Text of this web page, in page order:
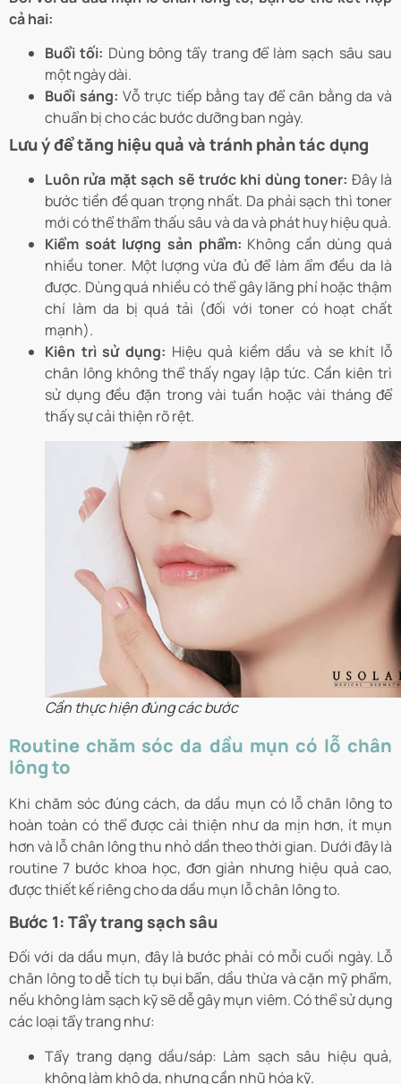
cả hai:
Buổi tối: Dùng bông tẩy trang để làm sạch sâu sau
một ngày dài.
Buổi sáng: Vỗ trực tiếp bằng tay để cân bằng da và
chuẩn bị cho các bước dưỡng ban ngày.
Lưu ý để tăng hiệu quả và tránh phản tác dụng
Luôn rửa mặt sạch sẽ trước khi dùng toner: Đây là
bước tiền đề quan trọng nhất. Da phải sạch thì toner
mới có thể thẩm thấu sâu và da và phát huy hiệu quả.
Kiểm soát lượng sản phẩm: Không cần dùng quá
nhiều toner. Một lượng vừa đủ để làm ẩm đều da là
được. Dùng quá nhiều có thể gây lãng phí hoặc thậm
chí làm da bị quá tải (đối với toner có hoạt chất
mạnh).
Kiên trì sử dụng: Hiệu quả kiềm dầu và se khít lỗ
chân lông không thể thấy ngay lập tức. Cần kiên trì
sử dụng đều đặn trong vài tuần hoặc vài tháng để
thấy sự cải thiện rõ rệt.
Cần thực hiện đúng các bước
Routine chăm sóc da dầu mụn có lỗ chân
lông to
Khi chăm sóc đúng cách, da dầu mụn có lỗ chân lông to
hoàn toàn có thể được cải thiện như da mịn hơn, ít mụn
hơn và lỗ chân lông thu nhỏ dần theo thời gian. Dưới đây là
routine 7 bước khoa học, đơn giản nhưng hiệu quả cao,
được thiết kế riêng cho da dầu mụn lỗ chân lông to.
Bước 1: Tẩy trang sạch sâu
Đối với da dầu mụn, đây là bước phải có mỗi cuối ngày. Lỗ
chân lông to dễ tích tụ bụi bẩn, dầu thừa và cặn mỹ phẩm,
nếu không làm sạch kỹ sẽ dễ gây mụn viêm. Có thể sử dụng
các loại tẩy trang như:
Tẩy trang dạng dầu/sáp: Làm sạch sâu hiệu quả,
không làm khô da, nhưng cần nhũ hóa kỹ.